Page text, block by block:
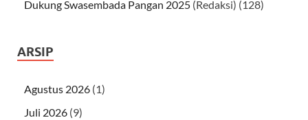
Dukung Swasembada Pangan 2025 (Redaksi) (128)
ARSIP
Agustus 2026 (1)
Juli 2026 (9)